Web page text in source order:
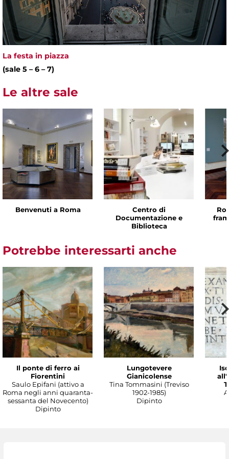
La festa in piazza
(sale 5 – 6 – 7)
Le altre sale
Benvenuti a Roma
Centro di
Documentazione e
Biblioteca
Potrebbe interessarti anche
Il ponte di ferro ai
Fiorentini
Saulo Epifani (attivo a
Roma negli anni quaranta-
sessanta del Novecento)
Dipinto
Lungotevere
Gianicolense
Tina Tommasini (Treviso
1902-1985)
Dipinto